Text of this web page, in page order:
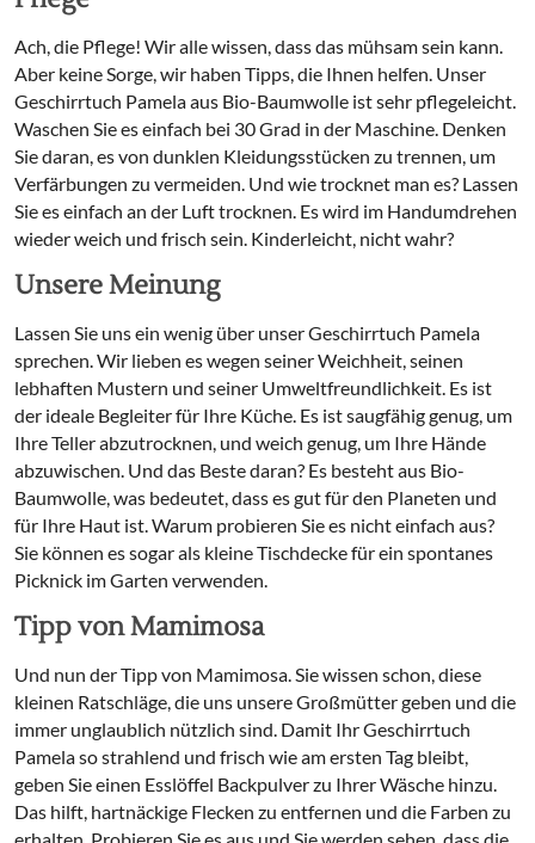
Ach, die Pflege! Wir alle wissen, dass das mühsam sein kann.
Aber keine Sorge, wir haben Tipps, die Ihnen helfen. Unser
Geschirrtuch Pamela aus Bio-Baumwolle ist sehr pflegeleicht.
Waschen Sie es einfach bei 30 Grad in der Maschine. Denken
Sie daran, es von dunklen Kleidungsstücken zu trennen, um
Verfärbungen zu vermeiden. Und wie trocknet man es? Lassen
Sie es einfach an der Luft trocknen. Es wird im Handumdrehen
wieder weich und frisch sein. Kinderleicht, nicht wahr?
Unsere Meinung
Lassen Sie uns ein wenig über unser Geschirrtuch Pamela
sprechen. Wir lieben es wegen seiner Weichheit, seinen
lebhaften Mustern und seiner Umweltfreundlichkeit. Es ist
der ideale Begleiter für Ihre Küche. Es ist saugfähig genug, um
Ihre Teller abzutrocknen, und weich genug, um Ihre Hände
abzuwischen. Und das Beste daran? Es besteht aus Bio-
Baumwolle, was bedeutet, dass es gut für den Planeten und
für Ihre Haut ist. Warum probieren Sie es nicht einfach aus?
Sie können es sogar als kleine Tischdecke für ein spontanes
Picknick im Garten verwenden.
Tipp von Mamimosa
Und nun der Tipp von Mamimosa. Sie wissen schon, diese
kleinen Ratschläge, die uns unsere Großmütter geben und die
immer unglaublich nützlich sind. Damit Ihr Geschirrtuch
Pamela so strahlend und frisch wie am ersten Tag bleibt,
geben Sie einen Esslöffel Backpulver zu Ihrer Wäsche hinzu.
Das hilft, hartnäckige Flecken zu entfernen und die Farben zu